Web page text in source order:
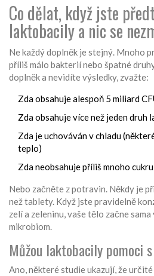
Co dělat, když jste
laktobacily a nic se
Ne každý doplněk je stejný. Mnoho
příliš málo bakterií nebo špatné
doplněk a nevidíte výsledky, zvažte:
Zda obsahuje alespoň 5 miliard
Zda obsahuje více než jeden druh
Zda je uchováván v chladu
teplo)
Zda neobsahuje příliš mnoho
Nebo začněte z potravin. Někdy je
než tablety. Když jste pravidelně
zelí a zeleninu, vaše tělo začne
mikrobiom.
Můžou laktobacily pomoci
Ano, některé studie ukazují, že